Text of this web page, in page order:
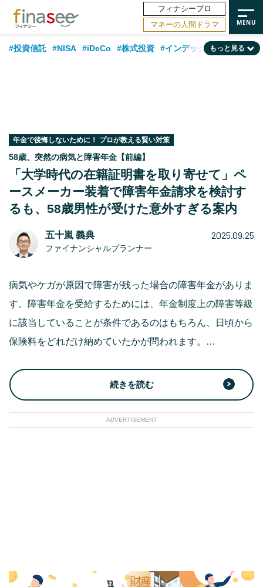
フィナシープロ
マネーの人間ドラマ
#投資信託 #NISA #iDeCo #株式投資 #インデックスファンド
#老後 #データ・調査 #金融用語解説 #話題の企業
もっと見る
年金で後悔しないために！ プロが教える賢い対策
58歳、突然の病気と障害年金【前編】
「大学時代の在籍証明書を取り寄せて」ペ
ースメーカー装着で障害年金請求を検討す
るも、58歳男性が受けた意外すぎる案内
五十嵐 義典
ファイナンシャルプランナー
2025.09.25
病気やケガが原因で障害が残った場合の障害年金がありま
す。障害年金を受給するためには、年金制度上の障害等級
に該当していることが条件であるのはもちろん、日頃から
保険料をどれだけ納めていたかが問われます。…
続きを読む
ADVERTISEMENT